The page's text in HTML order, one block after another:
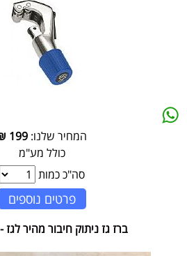
המחיר שלנו:199
כולל מע"מ
סה"כ כמות
פרטים נוספים
ברז גז ניתוק חיבור מהיר לגז